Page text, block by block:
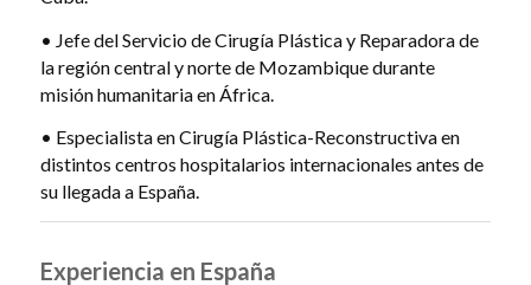
• Jefe del Servicio de Cirugía Plástica y Reparadora de
la región central y norte de Mozambique durante
misión humanitaria en África.
• Especialista en Cirugía Plástica-Reconstructiva en
distintos centros hospitalarios internacionales antes de
su llegada a España.
Experiencia en España